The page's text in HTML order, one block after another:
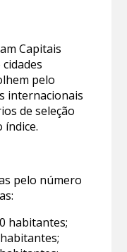
Capitais
pelo
internacionais
de seleção
índice.
pelo número
habitantes;